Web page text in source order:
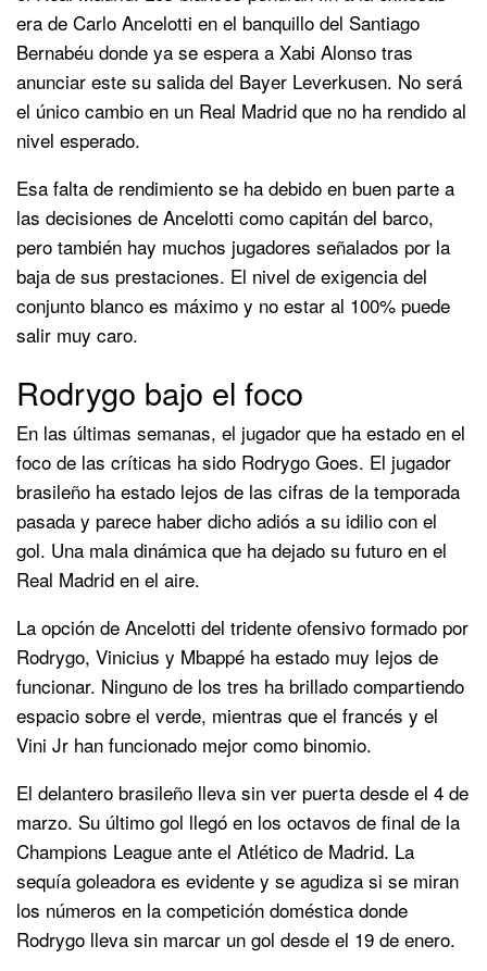
era de Carlo Ancelotti en el banquillo del Santiago
Bernabéu donde ya se espera a Xabi Alonso tras
anunciar este su salida del Bayer Leverkusen. No será
el único cambio en un Real Madrid que no ha rendido al
nivel esperado.
Esa falta de rendimiento se ha debido en buen parte a
las decisiones de Ancelotti como capitán del barco,
pero también hay muchos jugadores señalados por la
baja de sus prestaciones. El nivel de exigencia del
conjunto blanco es máximo y no estar al 100% puede
salir muy caro.
Rodrygo bajo el foco
En las últimas semanas, el jugador que ha estado en el
foco de las críticas ha sido Rodrygo Goes. El jugador
brasileño ha estado lejos de las cifras de la temporada
pasada y parece haber dicho adiós a su idilio con el
gol. Una mala dinámica que ha dejado su futuro en el
Real Madrid en el aire.
La opción de Ancelotti del tridente ofensivo formado por
Rodrygo, Vinicius y Mbappé ha estado muy lejos de
funcionar. Ninguno de los tres ha brillado compartiendo
espacio sobre el verde, mientras que el francés y el
Vini Jr han funcionado mejor como binomio.
El delantero brasileño lleva sin ver puerta desde el 4 de
marzo. Su último gol llegó en los octavos de final de la
Champions League ante el Atlético de Madrid. La
sequía goleadora es evidente y se agudiza si se miran
los números en la competición doméstica donde
Rodrygo lleva sin marcar un gol desde el 19 de enero.